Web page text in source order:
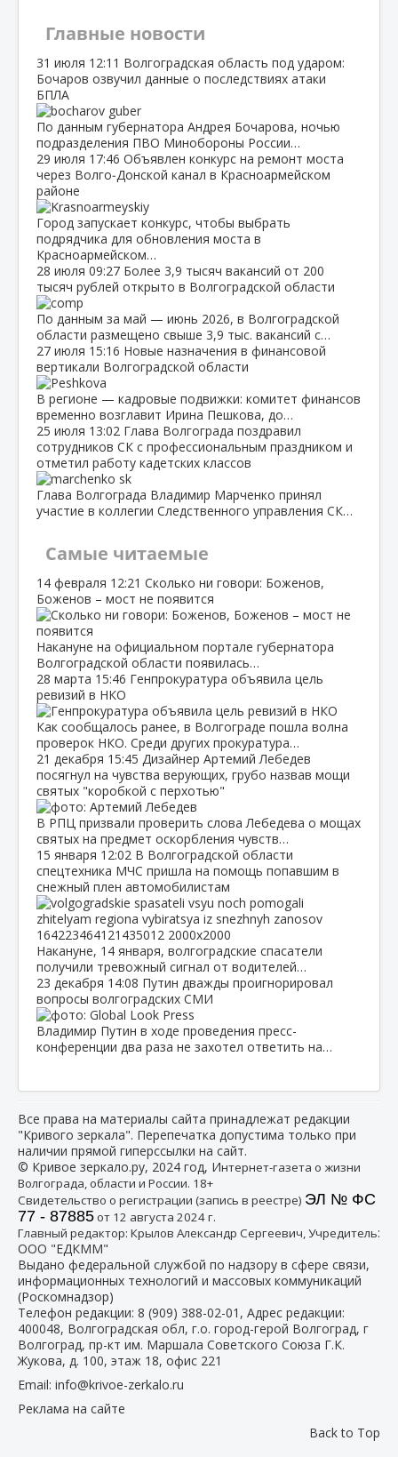
Главные новости
31 июля 12:11 Волгоградская область под ударом:
Бочаров озвучил данные о последствиях атаки
БПЛА
По данным губернатора Андрея Бочарова, ночью
подразделения ПВО Минобороны России…
29 июля 17:46 Объявлен конкурс на ремонт моста
через Волго‑Донской канал в Красноармейском
районе
Город запускает конкурс, чтобы выбрать
подрядчика для обновления моста в
Красноармейском…
28 июля 09:27 Более 3,9 тысяч вакансий от 200
тысяч рублей открыто в Волгоградской области
По данным за май — июнь 2026, в Волгоградской
области размещено свыше 3,9 тыс. вакансий с…
27 июля 15:16 Новые назначения в финансовой
вертикали Волгоградской области
В регионе — кадровые подвижки: комитет финансов
временно возглавит Ирина Пешкова, до…
25 июля 13:02 Глава Волгограда поздравил
сотрудников СК с профессиональным праздником и
отметил работу кадетских классов
Глава Волгограда Владимир Марченко принял
участие в коллегии Следственного управления СК…
Самые читаемые
14 февраля 12:21 Сколько ни говори: Боженов,
Боженов – мост не появится
Накануне на официальном портале губернатора
Волгоградской области появилась…
28 марта 15:46 Генпрокуратура объявила цель
ревизий в НКО
Как сообщалось ранее, в Волгограде пошла волна
проверок НКО. Среди других прокуратура…
21 декабря 15:45 Дизайнер Артемий Лебедев
посягнул на чувства верующих, грубо назвав мощи
святых "коробкой с перхотью"
В РПЦ призвали проверить слова Лебедева о мощах
святых на предмет оскорбления чувств…
15 января 12:02 В Волгоградской области
спецтехника МЧС пришла на помощь попавшим в
снежный плен автомобилистам
Накануне, 14 января, волгоградские спасатели
получили тревожный сигнал от водителей…
23 декабря 14:08 Путин дважды проигнорировал
вопросы волгоградских СМИ
Владимир Путин в ходе проведения пресс-
конференции два раза не захотел ответить на…
Все права на материалы сайта принадлежат редакции
"Кривого зеркала". Перепечатка допустима только при
наличии прямой гиперссылки на сайт.
© Кривое зеркало.ру, 2024 год, Интернет-газета о жизни
Волгограда, области и России. 18+
Свидетельство о регистрации (запись в реестре) ЭЛ № ФС
77 - 87885от 12 августа 2024 г.
Главный редактор: Крылов Александр Сергеевич, Учредитель:
ООО "ЕДКММ"
Выдано федеральной службой по надзору в сфере связи,
информационных технологий и массовых коммуникаций
(Роскомнадзор)
Телефон редакции: 8 (909) 388-02-01 , Адрес редакции:
400048, Волгоградская обл, г.о. город-герой Волгоград, г
Волгоград, пр-кт им. Маршала Советского Союза Г.К.
Жукова, д. 100, этаж 18, офис 221
Email: info@krivoe-zerkalo.ru
Реклама на сайте
Back to Top